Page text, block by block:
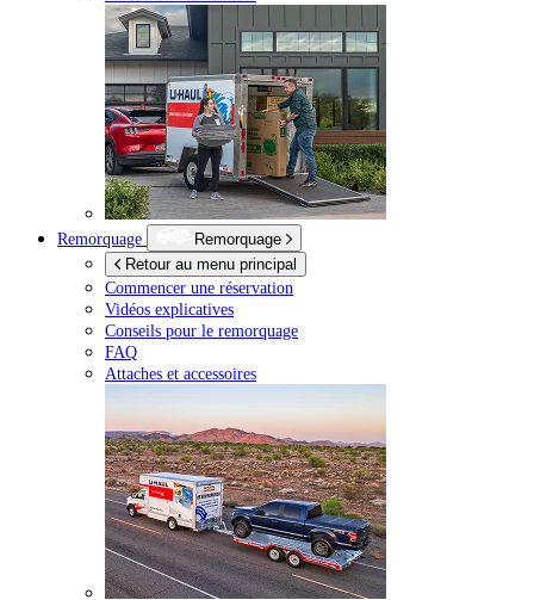
Remorquage
Remorquage
Retour au menu principal
Commencer une réservation
Vidéos explicatives
Conseils pour le remorquage
FAQ
Attaches et accessoires